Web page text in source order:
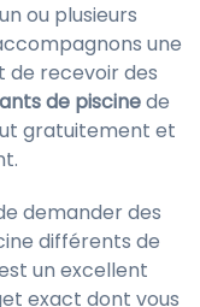
ou plusieurs
une
de recevoir des
de piscinede
gratuitement et
demander des
différents de
un excellent
exact dont vous